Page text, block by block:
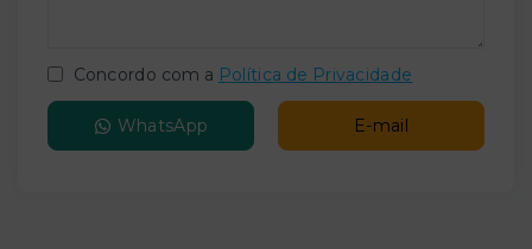
Concordo com a Política de Privacidade
WhatsApp E-mail